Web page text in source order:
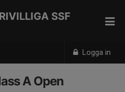
Logga in
SSF
A Open